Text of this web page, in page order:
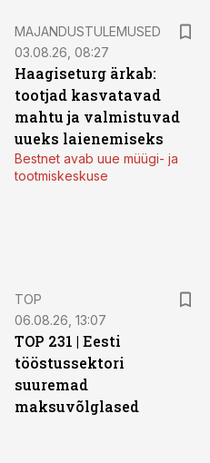
MAJANDUSTULEMUSED
03.08.26, 08:27
Haagiseturg ärkab:
tootjad kasvatavad
mahtu ja valmistuvad
uueks laienemiseks
Bestnet avab uue müügi- ja
tootmiskeskuse
TOP
06.08.26, 13:07
TOP 231 | Eesti
tööstussektori
suuremad
maksuvõlglased